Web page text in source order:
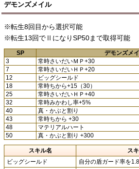
デモンズメイル
※転生8回目から選択可能
※転生13回でⅡになりSP50まで取得可能
SP
デモンズメ
3
常時さいだいＭＰ+30
7
常時さいだいＨＰ+20
12
ビッグシールド
18
常時ちから+15（30）
25
常時さいだいＨＰ+40
32
常時みかわし率+5%
40
真・かぶと割り
43
常時ちから +30
48
マテリアルハート
50
真・かぶと割り +300
スキル名
ス
ビッグシールド
自分の盾ガード率を